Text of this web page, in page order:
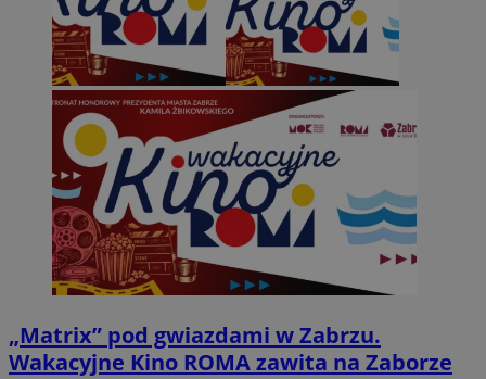
„Matrix” pod gwiazdami w Zabrzu.
Wakacyjne Kino ROMA zawita na Zaborze